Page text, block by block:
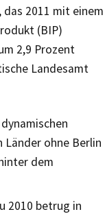
das 2011 mit einem
(BIP)
2,9 Prozent
Landesamt
Länder ohne Berlin
dem
2010 betrug in